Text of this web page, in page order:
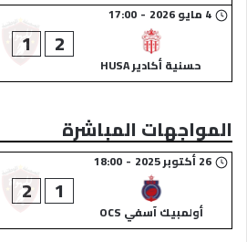
4 مايو 2026 -
17:00
حسنية أكادير HUSA
2
1
المواجهات المباشرة
26 أكتوبر 2025 -
18:00
أولمبيك آسفي OCS
1
2